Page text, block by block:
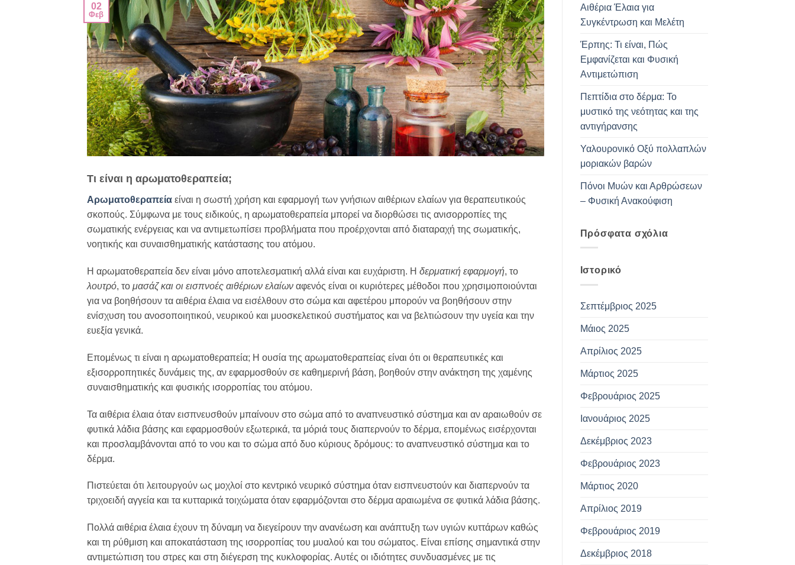
02
Φεβ
Τι είναι η αρωματοθεραπεία;
Αρωματοθεραπεία είναι η σωστή χρήση και εφαρμογή των γνήσιων αιθέριων ελαίων για θεραπευτικούς
σκοπούς. Σύμφωνα με τους ειδικούς, η αρωματοθεραπεία μπορεί να διορθώσει τις ανισορροπίες της
σωματικής ενέργειας και να αντιμετωπίσει προβλήματα που προέρχονται από διαταραχή της σωματικής,
νοητικής και συναισθηματικής κατάστασης του ατόμου.
Η αρωματοθεραπεία δεν είναι μόνο αποτελεσματική αλλά είναι και ευχάριστη. Η δερματική εφαρμογή, το
λουτρό, το μασάζ και οι εισπνοές αιθέριων ελαίων αφενός είναι οι κυριότερες μέθοδοι που χρησιμοποιούνται
για να βοηθήσουν τα αιθέρια έλαια να εισέλθουν στο σώμα και αφετέρου μπορούν να βοηθήσουν στην
ενίσχυση του ανοσοποιητικού, νευρικού και μυοσκελετικού συστήματος και να βελτιώσουν την υγεία και την
ευεξία γενικά.
Επομένως τι είναι η αρωματοθεραπεία; Η ουσία της αρωματοθεραπείας είναι ότι οι θεραπευτικές και
εξισορροπητικές δυνάμεις της, αν εφαρμοσθούν σε καθημερινή βάση, βοηθούν στην ανάκτηση της χαμένης
συναισθηματικής και φυσικής ισορροπίας του ατόμου.
Τα αιθέρια έλαια όταν εισπνευσθούν μπαίνουν στο σώμα από το αναπνευστικό σύστημα και αν αραιωθούν σε
φυτικά λάδια βάσης και εφαρμοσθούν εξωτερικά, τα μόριά τους διαπερνούν το δέρμα, επομένως εισέρχονται
και προσλαμβάνονται από το νου και το σώμα από δυο κύριους δρόμους: το αναπνευστικό σύστημα και το
δέρμα.
Πιστεύεται ότι λειτουργούν ως μοχλοί στο κεντρικό νευρικό σύστημα όταν εισπνευστούν και διαπερνούν τα
τριχοειδή αγγεία και τα κυτταρικά τοιχώματα όταν εφαρμόζονται στο δέρμα αραιωμένα σε φυτικά λάδια βάσης.
Πολλά αιθέρια έλαια έχουν τη δύναμη να διεγείρουν την ανανέωση και ανάπτυξη των υγιών κυττάρων καθώς
και τη ρύθμιση και αποκατάσταση της ισορροπίας του μυαλού και του σώματος. Είναι επίσης σημαντικά στην
αντιμετώπιση του στρες και στη διέγερση της κυκλοφορίας. Αυτές οι ιδιότητες συνδυασμένες με τις
Αιθέρια Έλαια για
Συγκέντρωση και Μελέτη
Έρπης: Τι είναι, Πώς
Εμφανίζεται και Φυσική
Αντιμετώπιση
Πεπτίδια στο δέρμα: Το
μυστικό της νεότητας και της
αντιγήρανσης
Υαλουρονικό Οξύ πολλαπλών
μοριακών βαρών
Πόνοι Μυών και Αρθρώσεων
– Φυσική Ανακούφιση
Πρόσφατα σχόλια
Ιστορικό
Σεπτέμβριος 2025
Μάιος 2025
Απρίλιος 2025
Μάρτιος 2025
Φεβρουάριος 2025
Ιανουάριος 2025
Δεκέμβριος 2023
Φεβρουάριος 2023
Μάρτιος 2020
Απρίλιος 2019
Φεβρουάριος 2019
Δεκέμβριος 2018